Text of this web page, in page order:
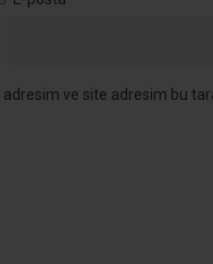
ve site adresim bu